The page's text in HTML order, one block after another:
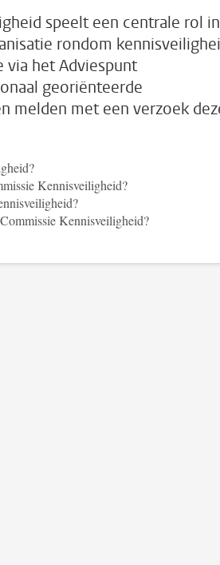
speelt een centrale rol in
rondom
via het Adviespunt
georiënteerde
melden met een verzoek
Kennisveiligheid?
Kennisveiligheid?